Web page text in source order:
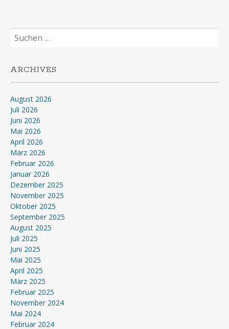
Suchen
nach:
ARCHIVES
August 2026
Juli 2026
Juni 2026
Mai 2026
April 2026
März 2026
Februar 2026
Januar 2026
Dezember 2025
November 2025
Oktober 2025
September 2025
August 2025
Juli 2025
Juni 2025
Mai 2025
April 2025
März 2025
Februar 2025
November 2024
Mai 2024
Februar 2024